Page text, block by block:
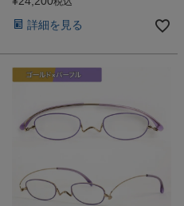
詳細を見る